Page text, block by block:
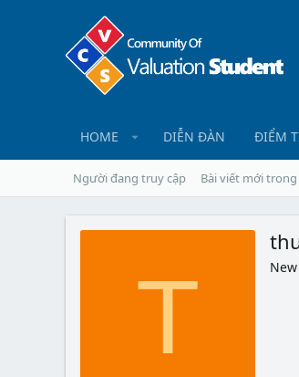
HOME DIỄN ĐÀN ĐIỂM
Người đang truy cập Bài viết mới
T